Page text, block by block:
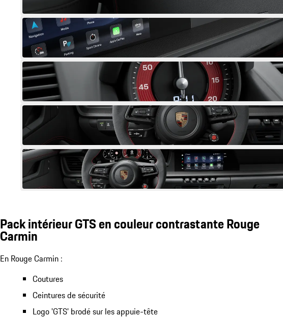
Pack intérieur GTS en couleur contrastante Rouge
Carmin
En Rouge Carmin :
Coutures
Ceintures de sécurité
Logo 'GTS' brodé sur les appuie-tête